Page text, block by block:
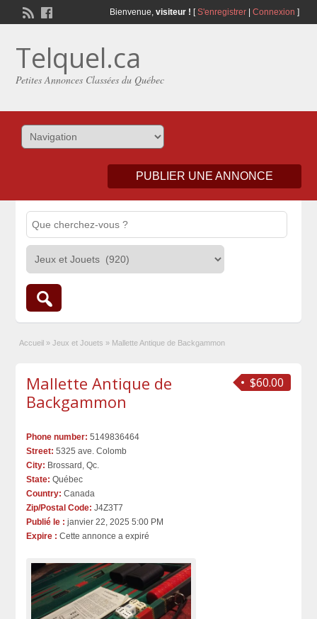
Bienvenue, visiteur ! [S'enregistrer| Connexion ]
Telquel.ca
Petites Annonces Classées du Québec
PUBLIER UNE ANNONCE
Accueil » Jeux et Jouets » Mallette Antique de Backgammon
$60.00
Mallette Antique de
Backgammon
Phone number: 5149836464
Street: 5325 ave. Colomb
City: Brossard, Qc.
State: Québec
Country: Canada
Zip/Postal Code: J4Z3T7
Publié le : janvier 22, 2025 5:00 PM
Expire : Cette annonce a expiré